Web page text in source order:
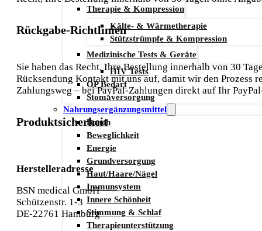
Therapie & Kompression
Kälte- & Wärmetherapie
Stützstrümpfe & Kompression
Medizinische Tests & Geräte
HIV Tests
OP Bedarf
Stomaversorgung
Nahrungsergänzungsmittel
Bauch
Beweglichkeit
Energie
Grundversorgung
Haut/Haare/Nägel
Immunsystem
Innere Schönheit
Stimmung & Schlaf
Therapieunterstützung
Rückgabe-Richtlinien
Sie haben das Recht, Ihre Bestellung innerhalb von 30
Rücksendung Kontakt mit uns auf, damit wir den Prozess
Zahlungsweg – bei PayPal-Zahlungen direkt auf Ihr
Produktsicherheit
Herstelleradresse
BSN medical GmbH
Schützenstr. 1-3
DE-22761 Hamburg